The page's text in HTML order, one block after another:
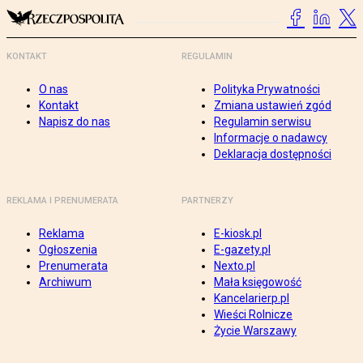
KONTAKT
O nas
Kontakt
Napisz do nas
REGULAMIN
Polityka Prywatności
Zmiana ustawień zgód
Regulamin serwisu
Informacje o nadawcy
Deklaracja dostępności
REKLAMA I PRENUMERATA
Reklama
Ogłoszenia
Prenumerata
Archiwum
PARTNERZY
E-kiosk.pl
E-gazety.pl
Nexto.pl
Mała księgowość
Kancelarierp.pl
Wieści Rolnicze
Życie Warszawy